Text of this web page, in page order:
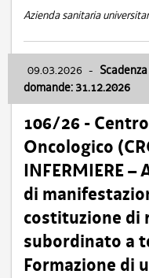
Azienda sanitaria
09.03.2026 -
domande: 31.12.2026
106/26 -
Oncologico
INFERMIERE
di
costituzione di
subordinato a
Formazione di